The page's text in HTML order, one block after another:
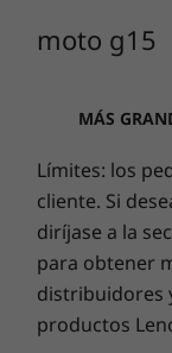
El
Pantalla
Disfruta de
nivel en una
Procesador/
ocho núcleos
Memoria
4 GB de RAM
función
128 GB
moto g15
MÁS
Límites: los
cliente. Si
diríjase a la
para obtener
distribuidores
productos